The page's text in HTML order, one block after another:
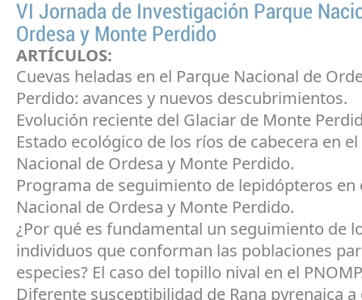
VI Jornada de Investigación Parque
Ordesa y Monte Perdido
ARTÍCULOS:
Cuevas heladas en el Parque Nacional de
Perdido: avances y nuevos descubrimientos.
Evolución reciente del Glaciar de Monte
Estado ecológico de los ríos de cabecera en
Nacional de Ordesa y Monte Perdido.
Programa de seguimiento de lepidópteros en
Nacional de Ordesa y Monte Perdido.
¿Por qué es fundamental un seguimiento de
individuos que conforman las poblaciones
especies? El caso del topillo nival en el
Diferente susceptibilidad de Rana pyrenaica a